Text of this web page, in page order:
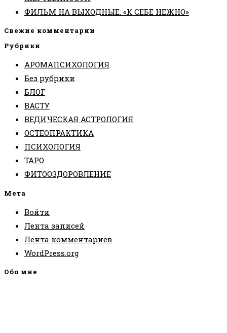
ФИЛЬМ НА ВЫХОДНЫЕ: «К СЕБЕ НЕЖНО»
Свежие комментарии
Рубрики
АРОМАПСИХОЛОГИЯ
Без рубрики
БЛОГ
ВАСТУ
ВЕДИЧЕСКАЯ АСТРОЛОГИЯ
ОСТЕОПРАКТИКА
ПСИХОЛОГИЯ
ТАРО
ФИТООЗДОРОВЛЕНИЕ
Мета
Войти
Лента записей
Лента комментариев
WordPress.org
Обо мне